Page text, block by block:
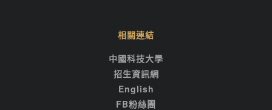
相關連結
中國科技大學
招生資訊網
English
FB粉絲團